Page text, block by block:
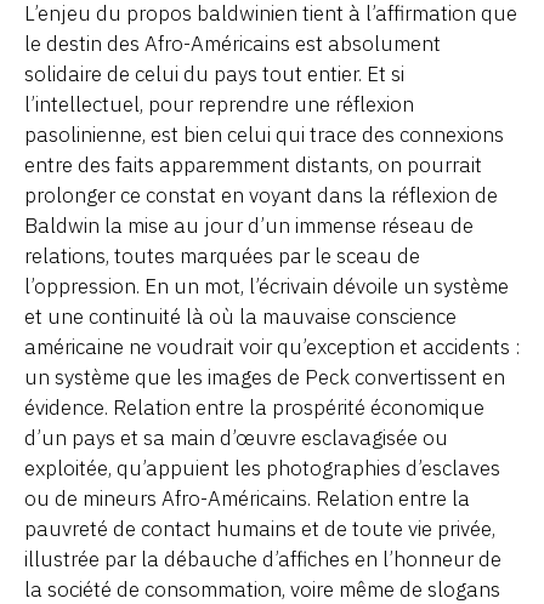
L’enjeu du propos baldwinien tient à l’affirmation que
le destin des Afro-Américains est absolument
solidaire de celui du pays tout entier. Et si
l’intellectuel, pour reprendre une réflexion
pasolinienne, est bien celui qui trace des connexions
entre des faits apparemment distants, on pourrait
prolonger ce constat en voyant dans la réflexion de
Baldwin la mise au jour d’un immense réseau de
relations, toutes marquées par le sceau de
l’oppression. En un mot, l’écrivain dévoile un système
et une continuité là où la mauvaise conscience
américaine ne voudrait voir qu’exception et accidents :
un système que les images de Peck convertissent en
évidence. Relation entre la prospérité économique
d’un pays et sa main d’œuvre esclavagisée ou
exploitée, qu’appuient les photographies d’esclaves
ou de mineurs Afro-Américains. Relation entre la
pauvreté de contact humains et de toute vie privée,
illustrée par la débauche d’affiches en l’honneur de
la société de consommation, voire même de slogans